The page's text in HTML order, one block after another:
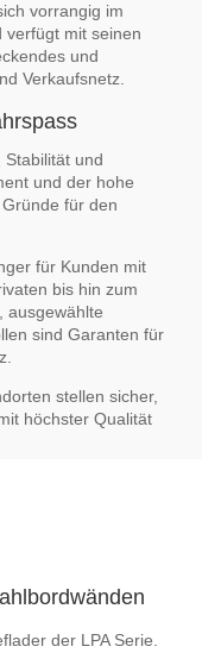
vorrangig im
verfügt mit seinen
und
Verkaufsnetz.
und
und der hohe
für den
für Kunden mit
bis hin zum
ausgewählte
sind Garanten für
stellen sicher,
höchster Qualität
der LPA Serie.